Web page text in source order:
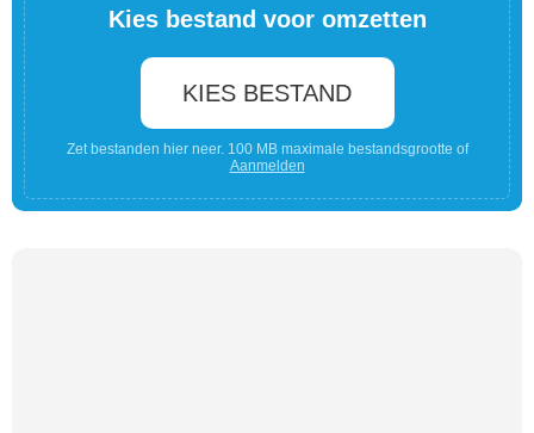
Kies bestand voor omzetten
KIES BESTAND
Zet bestanden hier neer. 100 MB maximale bestandsgrootte of
Aanmelden